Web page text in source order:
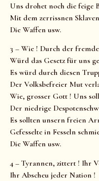
Uns drohet noch die feige
Mit dem zerrissnen
Die Waffen usw.
3 – Wie ! Durch der
Würd das Gesetz für uns
Es würd durch diesen
Der Volksbefreier Mut
Wie, grosser Gott ! Uns
Der niedrige
Es sollten unsern freien
Gefesselte in Fesseln
Die Waffen usw.
4 – Tyrannen, zittert ! Ihr
Ihr Abscheu jeder Nation !